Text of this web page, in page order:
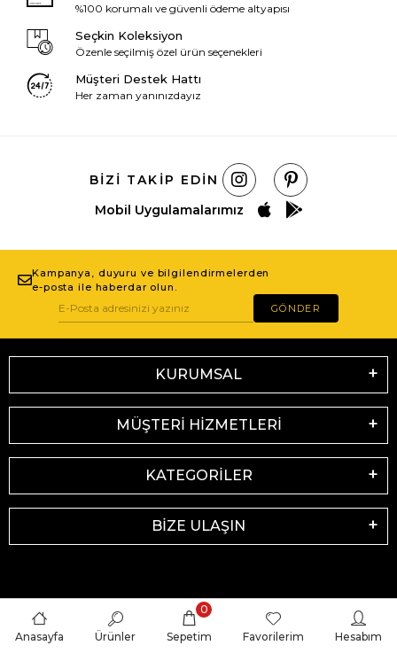
%100 korumalı ve güvenli ödeme altyapısı
Seçkin Koleksiyon
Özenle seçilmiş özel ürün seçenekleri
Müşteri Destek Hattı
Her zaman yanınızdayız
BIZI TAKIP EDIN
Mobil Uygulamalarımız
Kampanya, duyuru ve bilgilendirmelerden
e-posta ile haberdar olun.
GÖNDER
KURUMSAL
MÜŞTERİ HİZMETLERİ
KATEGORİLER
BİZE ULAŞIN
Anasayfa Ürünler Sepetim
0
Favorilerim Hesabım